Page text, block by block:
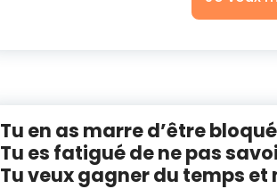
Tu en as marre d’être
Tu es fatigué de ne pas
Tu veux gagner du temps